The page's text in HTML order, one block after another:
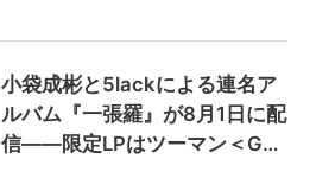
小袋成彬と5lackによる連名ア
ルバム『一張羅』が8月1日に配
信——限定LPはツーマン＜Gai